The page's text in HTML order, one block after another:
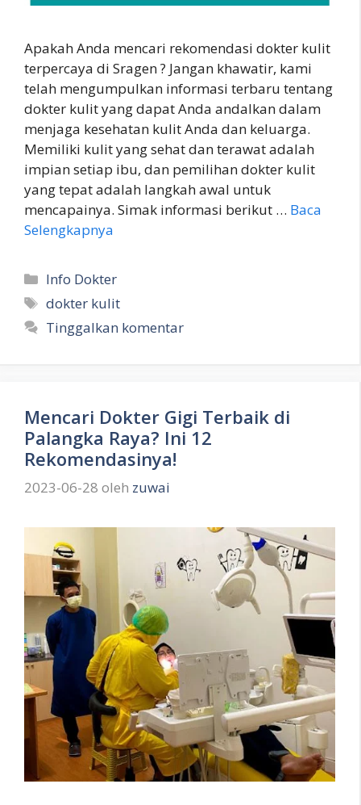
Apakah Anda mencari rekomendasi dokter kulit
terpercaya di Sragen ? Jangan khawatir, kami
telah mengumpulkan informasi terbaru tentang
dokter kulit yang dapat Anda andalkan dalam
menjaga kesehatan kulit Anda dan keluarga.
Memiliki kulit yang sehat dan terawat adalah
impian setiap ibu, dan pemilihan dokter kulit
yang tepat adalah langkah awal untuk
mencapainya. Simak informasi berikut … Baca
Selengkapnya
Kategori
Info Dokter
Tag
dokter kulit
Tinggalkan komentar
Mencari Dokter Gigi Terbaik di
Palangka Raya? Ini 12
Rekomendasinya!
2023-06-28 oleh zuwai